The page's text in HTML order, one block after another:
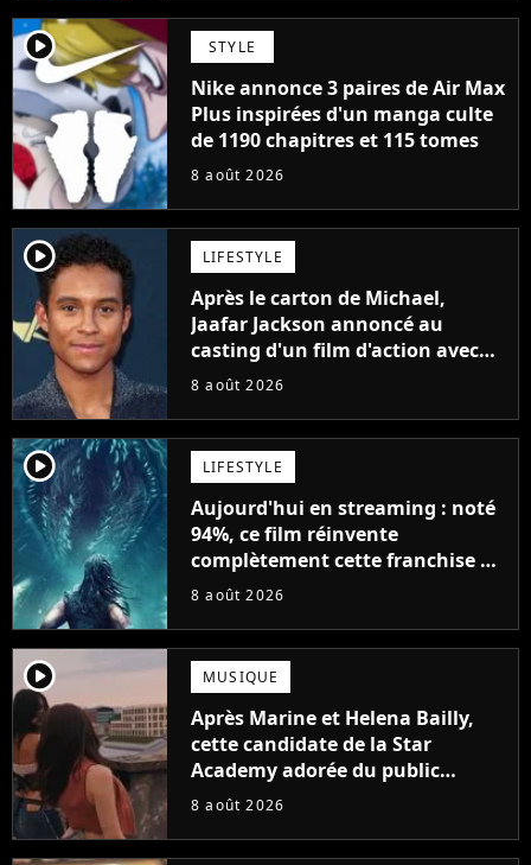
player2 STYLE
Nike annonce 3 paires de Air Max
Plus inspirées d'un manga culte
de 1190 chapitres et 115 tomes
8 août 2026
player2 LIFESTYLE
Après le carton de Michael,
Jaafar Jackson annoncé au
casting d'un film d'action avec
Will Smith
8 août 2026
player2 LIFESTYLE
Aujourd'hui en streaming : noté
94%, ce film réinvente
complètement cette franchise de
science-fiction vieille de 40 ans
8 août 2026
player2 MUSIQUE
Après Marine et Helena Bailly,
cette candidate de la Star
Academy adorée du public
annonce son premier album,
8 août 2026